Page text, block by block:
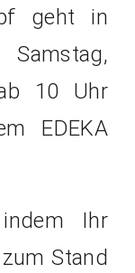
geht in
10 Uhr
EDEKA
Ihr
Stand